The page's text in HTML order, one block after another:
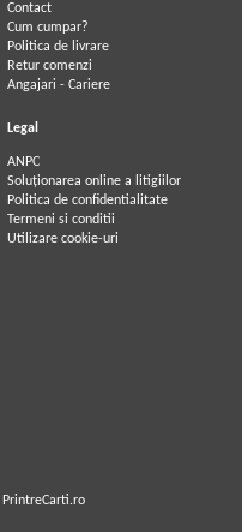
Contact
Cum cumpar?
Politica de livrare
Retur comenzi
Angajari - Cariere
Legal
ANPC
Soluționarea online a litigiilor
Politica de confidentialitate
Termeni si conditii
Utilizare cookie-uri
PrintreCarti.ro